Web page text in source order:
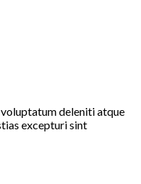
deleniti atque
excepturi sint